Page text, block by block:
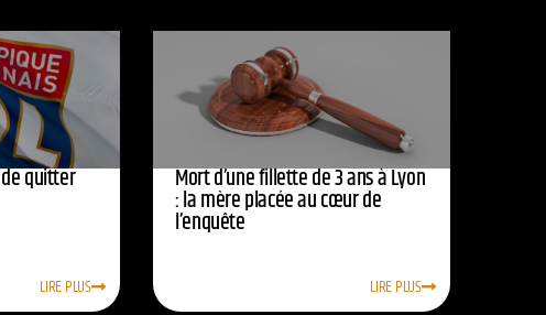
quitter
LIRE PLUS
Mort d’une fillette de 3 ans à Lyon
: la mère placée au cœur de
l’enquête
LIRE PLUS